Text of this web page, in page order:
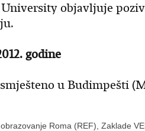
objavljuje
godine
u Budimpešti
Roma (REF), Zaklade